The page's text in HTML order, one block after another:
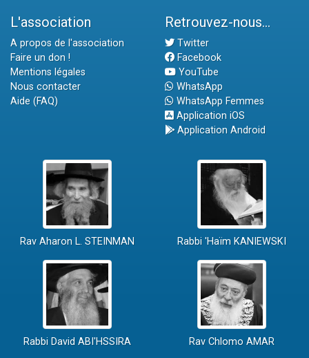
L'association
A propos de l'association
Faire un don !
Mentions légales
Nous contacter
Aide (FAQ)
Retrouvez-nous...
Twitter
Facebook
YouTube
WhatsApp
WhatsApp Femmes
Application iOS
Application Android
Rav Aharon L. STEINMAN Rabbi 'Haïm KANIEWSKI
Rabbi David ABI'HSSIRA Rav Chlomo AMAR